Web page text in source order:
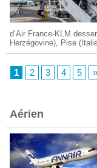
d’Air France-KLM
Herzégovine), Pise
1 2 3 4 5 »
Aérien